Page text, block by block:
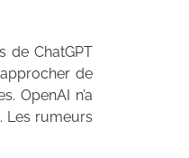
de ChatGPT
de
OpenAI n’a
Les rumeurs